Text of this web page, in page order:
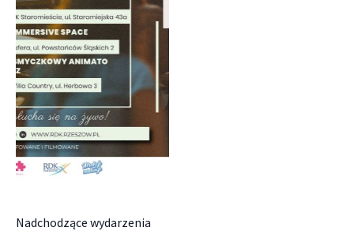
Nadchodzące wydarzenia